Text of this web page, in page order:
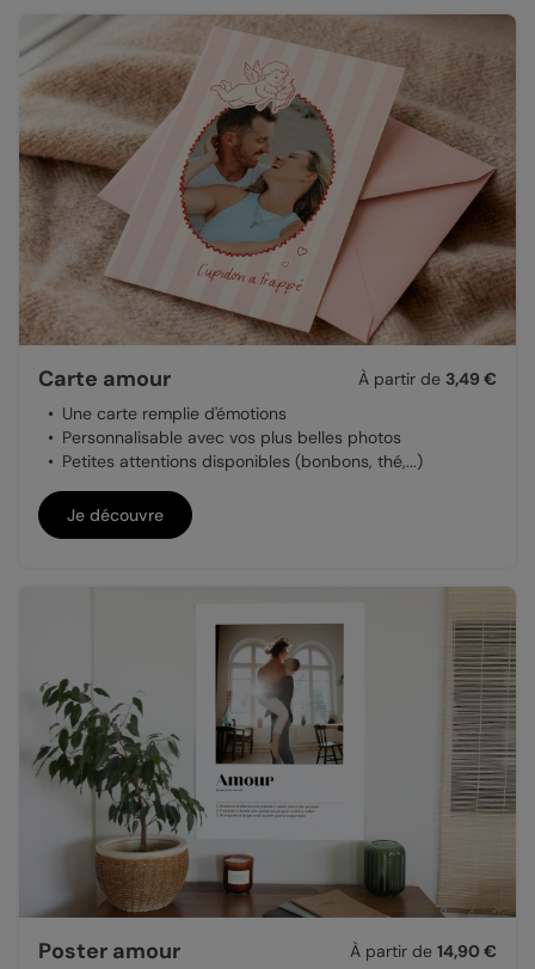
Carte amour À partir de 3,49 €
Une carte remplie d'émotions
Personnalisable avec vos plus belles photos
Petites attentions disponibles (bonbons, thé,...)
Je découvre
Poster amour À partir de 14,90 €